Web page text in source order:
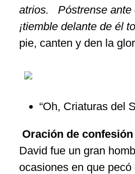
atrios. Póstrense ante
¡tiemble delante de él
pie, canten y den la
“Oh, Criaturas del
Oración de confesión
David fue un gran
ocasiones en que pecó